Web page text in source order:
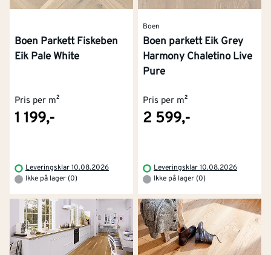
Boen Parkett Fiskeben
Eik Pale White
Pris per m²
1 199,-
Leveringsklar 10.08.2026
Ikke på lager (0)
Boen
Boen parkett Eik Grey
Harmony Chaletino Live
Pure
Pris per m²
2 599,-
Leveringsklar 10.08.2026
Ikke på lager (0)